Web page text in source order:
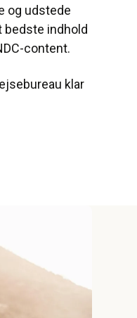
og udstede
bedste indhold
content.
klar